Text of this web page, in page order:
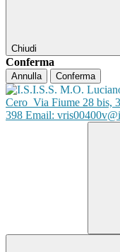
Chiudi
Conferma
Annulla Conferma
Cero Via Fiume 28 bis,
398 Email: